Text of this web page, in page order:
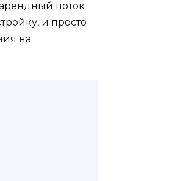
поток
и просто
на